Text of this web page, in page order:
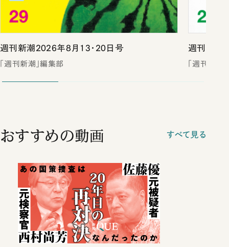
週刊新潮2026年8月13・20日号
「週刊新潮」編集部
週刊新潮
「週刊新潮
おすすめの動画 すべて見る